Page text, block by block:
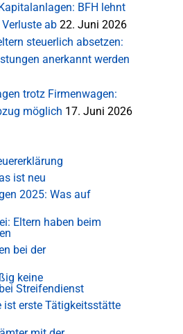
BFH lehnt
ab 22. Juni 2026
steuerlich absetzen:
anerkannt werden
trotz Firmenwagen:
möglich 17. Juni 2026
ist neu
2025: Was auf
Eltern haben beim
bei der
keine
Streifendienst
ist erste Tätigkeitsstätte